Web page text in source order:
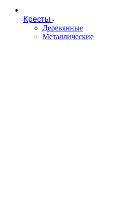
Кресты
Деревянные
Металлические